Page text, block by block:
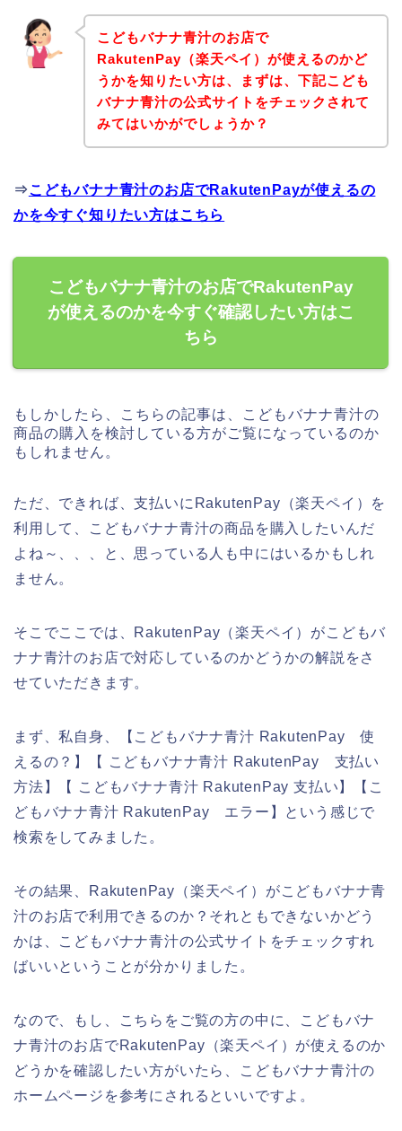
こどもバナナ青汁のお店で
RakutenPay（楽天ペイ）が使えるのかど
うかを知りたい方は、まずは、下記こども
バナナ青汁の公式サイトをチェックされて
みてはいかがでしょうか？
⇒ こどもバナナ青汁のお店でRakutenPayが使えるの
かを今すぐ知りたい方はこちら
こどもバナナ青汁のお店でRakutenPay
が使えるのかを今すぐ確認したい方はこ
ちら
もしかしたら、こちらの記事は、こどもバナナ青汁の
商品の購入を検討している方がご覧になっているのか
もしれません。
ただ、できれば、支払いにRakutenPay（楽天ペイ）を
利用して、こどもバナナ青汁の商品を購入したいんだ
よね～、、、と、思っている人も中にはいるかもしれ
ません。
そこでここでは、RakutenPay（楽天ペイ）がこどもバ
ナナ青汁のお店で対応しているのかどうかの解説をさ
せていただきます。
まず、私自身、【こどもバナナ青汁 RakutenPay 使
えるの？】【 こどもバナナ青汁 RakutenPay 支払い
方法】【 こどもバナナ青汁 RakutenPay 支払い】【こ
どもバナナ青汁 RakutenPay エラー】という感じで
検索をしてみました。
その結果、RakutenPay（楽天ペイ）がこどもバナナ青
汁のお店で利用できるのか？それともできないかどう
かは、こどもバナナ青汁の公式サイトをチェックすれ
ばいいということが分かりました。
なので、もし、こちらをご覧の方の中に、こどもバナ
ナ青汁のお店でRakutenPay（楽天ペイ）が使えるのか
どうかを確認したい方がいたら、こどもバナナ青汁の
ホームページを参考にされるといいですよ。